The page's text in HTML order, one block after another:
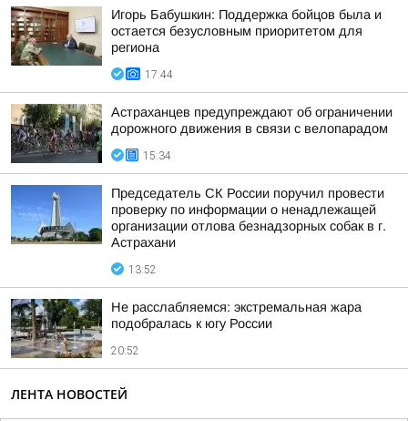
Игорь Бабушкин: Поддержка бойцов была и
остается безусловным приоритетом для
региона
17:44
Астраханцев предупреждают об ограничении
дорожного движения в связи с велопарадом
15:34
Председатель СК России поручил провести
проверку по информации о ненадлежащей
организации отлова безнадзорных собак в г.
Астрахани
13:52
Не расслабляемся: экстремальная жара
подобралась к югу России
20:52
ЛЕНТА НОВОСТЕЙ